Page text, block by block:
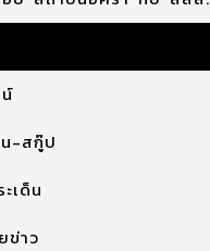
น-สกู๊ป
ะเด็น
ข่าว